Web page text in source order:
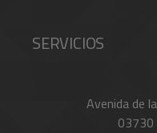
SERVICIOS
Avenida de
03730